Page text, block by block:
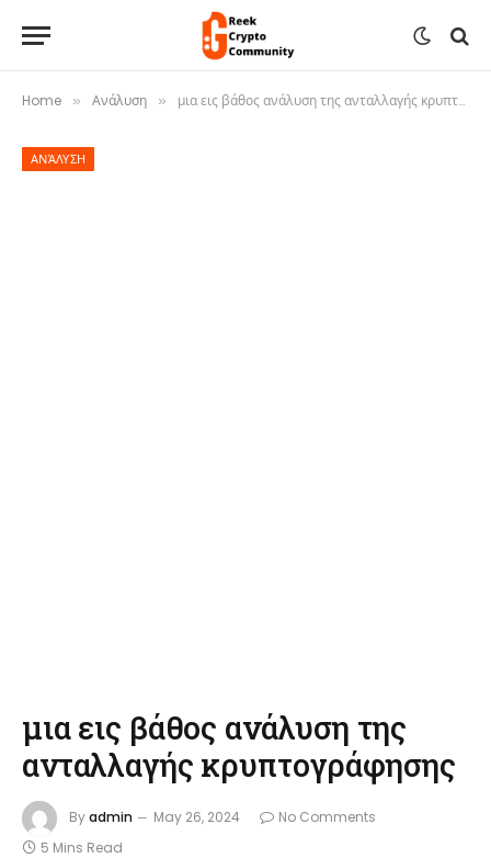
Home » Ανάλυση » μια εις βάθος ανάλυση της ανταλλαγής κρυπτογράφησης
ΑΝΆΛΥΣΗ
μια εις βάθος ανάλυση της
ανταλλαγής κρυπτογράφησης
Byadmin May 26, 2024
No Comments
5 Mins Read